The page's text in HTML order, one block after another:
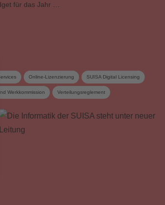
für das Jahr …
Online-Lizenzierung SUISA Digital Licensing
Werkkommission Verteilungsreglement